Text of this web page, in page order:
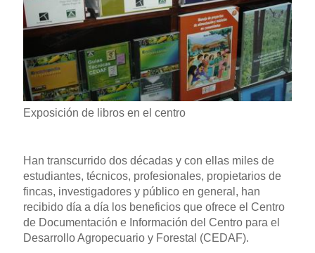
Exposición de libros en el centro
Han transcurrido dos décadas y con ellas miles de
estudiantes, técnicos, profesionales, propietarios de
fincas, investigadores y público en general, han
recibido día a día los beneficios que ofrece el Centro
de Documentación e Información del Centro para el
Desarrollo Agropecuario y Forestal (CEDAF).